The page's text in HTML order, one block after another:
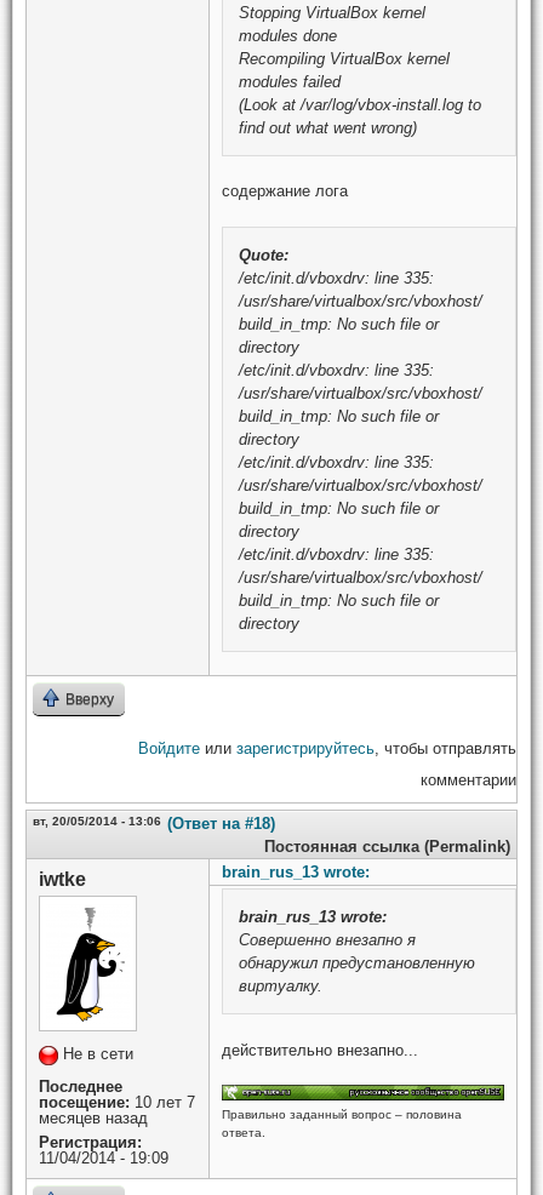
Stopping VirtualBox kernel
modules done
Recompiling VirtualBox kernel
modules failed
(Look at /var/log/vbox-install.log to
find out what went wrong)
содержание лога
Quote:
/etc/init.d/vboxdrv: line 335:
/usr/share/virtualbox/src/vboxhost/
build_in_tmp: No such file or
directory
/etc/init.d/vboxdrv: line 335:
/usr/share/virtualbox/src/vboxhost/
build_in_tmp: No such file or
directory
/etc/init.d/vboxdrv: line 335:
/usr/share/virtualbox/src/vboxhost/
build_in_tmp: No such file or
directory
/etc/init.d/vboxdrv: line 335:
/usr/share/virtualbox/src/vboxhost/
build_in_tmp: No such file or
directory
Вверху
Войдите или зарегистрируйтесь, чтобы отправлять
комментарии
вт, 20/05/2014 - 13:06 (Ответ на #18)
Постоянная ссылка (Permalink)
iwtke
Не в сети
Последнее
посещение: 10 лет 7
месяцев назад
Регистрация:
11/04/2014 - 19:09
brain_rus_13 wrote:
brain_rus_13 wrote:
Совершенно внезапно я
обнаружил предустановленную
виртуалку.
действительно внезапно...
Правильно заданный вопрос – половина
ответа.